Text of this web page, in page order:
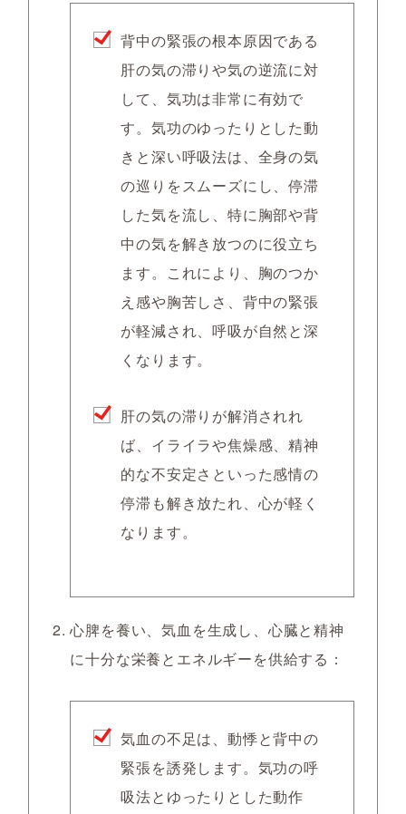
背中の緊張の根本原因である
肝の気の滞りや気の逆流に対
して、気功は非常に有効で
す。気功のゆったりとした動
きと深い呼吸法は、全身の気
の巡りをスムーズにし、停滞
した気を流し、特に胸部や背
中の気を解き放つのに役立ち
ます。これにより、胸のつか
え感や胸苦しさ、背中の緊張
が軽減され、呼吸が自然と深
くなります。
肝の気の滞りが解消されれ
ば、イライラや焦燥感、精神
的な不安定さといった感情の
停滞も解き放たれ、心が軽く
なります。
心脾を養い、気血を生成し、心臓と精神
に十分な栄養とエネルギーを供給する：
気血の不足は、動悸と背中の
緊張を誘発します。気功の呼
吸法とゆったりとした動作